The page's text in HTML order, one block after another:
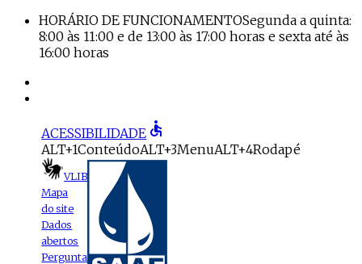
HORÁRIO DE FUNCIONAMENTOSegunda a quinta:
8:00 às 11:00 e de 13:00 às 17:00 horas e sexta até às
16:00 horas
ACESSIBILIDADE accessible
ALT+1ConteúdoALT+3MenuALT+4Rodapé
VLIBRAS
Mapa
do site
Dados
abertos
Perguntas